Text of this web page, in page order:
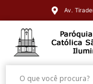
Av.